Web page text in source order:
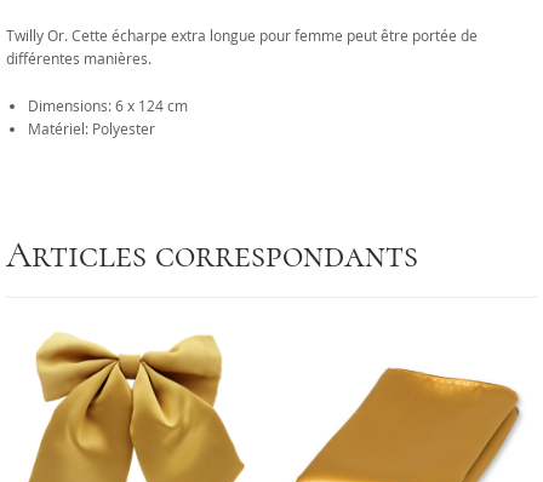
Twilly Or. Cette écharpe extra longue pour femme peut être portée de
différentes manières.
Dimensions: 6 x 124 cm
Matériel: Polyester
Articles correspondants